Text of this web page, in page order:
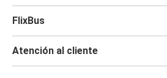
FlixBus
Atención al cliente